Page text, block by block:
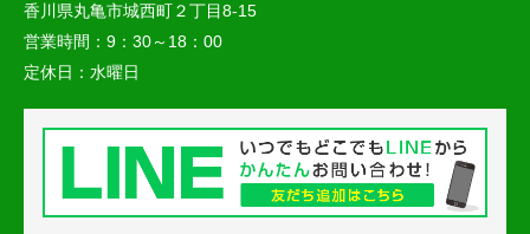
香川県丸亀市城西町２丁目8-15
営業時間： 9：30～18：00
定休日： 水曜日